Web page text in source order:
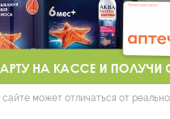
может отличаться от